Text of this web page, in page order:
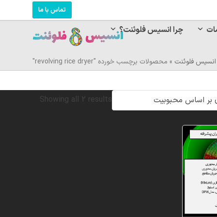
تماس با ما
چرا انسیس فلوئنت؟
انسیس فلوئنت » محصولات برچسب خورده "revolving rice dryer"
Showing all 2 results
Sorted